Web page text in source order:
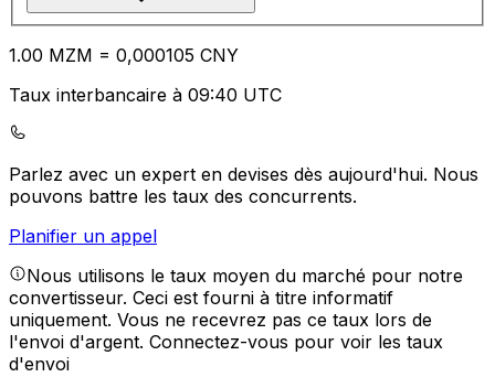
1.00 MZM = 0,000105 CNY
Taux interbancaire à 09:40 UTC
Parlez avec un expert en devises dès aujourd'hui. Nous
pouvons battre les taux des concurrents.
Planifier un appel
Nous utilisons le taux moyen du marché pour notre
convertisseur. Ceci est fourni à titre informatif
uniquement. Vous ne recevrez pas ce taux lors de
l'envoi d'argent. Connectez-vous pour voir les taux
d'envoi